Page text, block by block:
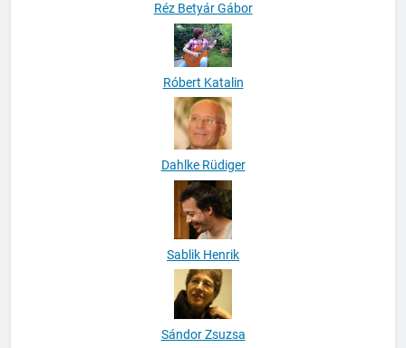
Réz Betyár Gábor
Róbert Katalin
Dahlke Rüdiger
Sablik Henrik
Sándor Zsuzsa